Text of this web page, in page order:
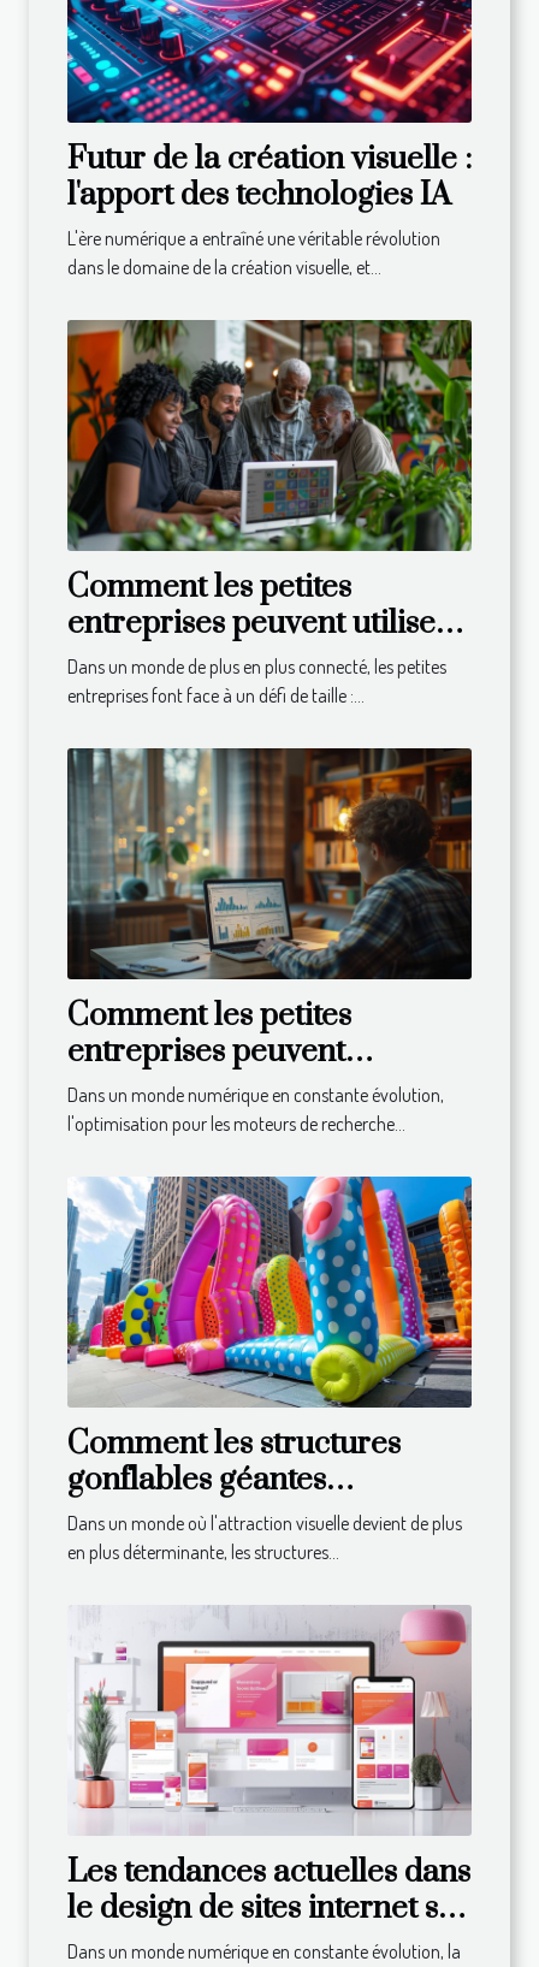
Futur de la création visuelle :
l'apport des technologies IA
L'ère numérique a entraîné une véritable révolution
dans le domaine de la création visuelle, et...
Comment les petites
entreprises peuvent utiliser
les réseaux sociaux pour
accroître leur visibilité
Dans un monde de plus en plus connecté, les petites
entreprises font face à un défi de taille :...
Comment les petites
entreprises peuvent
optimiser leur stratégie SEO
Dans un monde numérique en constante évolution,
l'optimisation pour les moteurs de recherche...
Comment les structures
gonflables géantes
transforment-elles la PLV
moderne ?
Dans un monde où l'attraction visuelle devient de plus
en plus déterminante, les structures...
Les tendances actuelles dans
le design de sites internet sur
mesure
Dans un monde numérique en constante évolution, la